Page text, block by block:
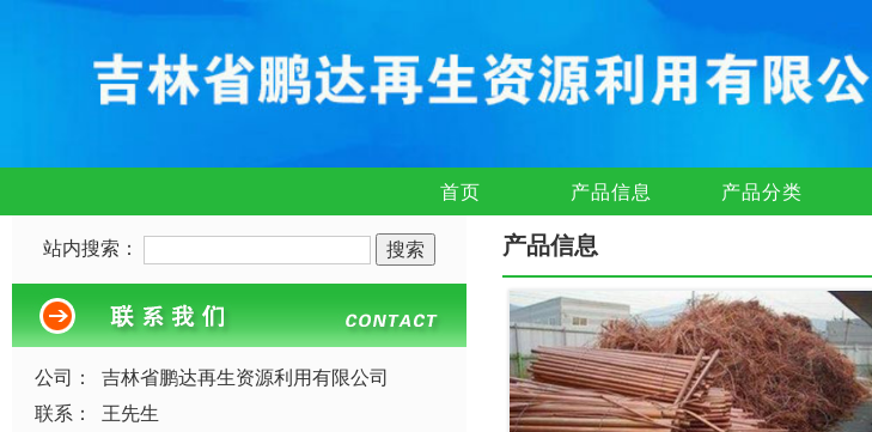
首页 产品信息 产品分类
站内搜索：
公司：
吉林省鹏达再生资源利用有限公司
联系：
王先生
产品信息